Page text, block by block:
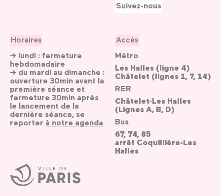
Ville
de
Paris
Horaires
→ lundi : fermeture
hebdomadaire
→ du mardi au dimanche :
ouverture 30min avant la
première séance et
fermeture 30min après
le lancement de la
dernière séance, se
reporter à notre agenda
Accès
Métro
Les Halles (ligne 4)
Châtelet (lignes 1, 7, 14)
RER
Châtelet-Les Halles
(Lignes A, B, D)
Bus
67, 74, 85
arrêt Coquillière-Les
Halles
Suivez-nous